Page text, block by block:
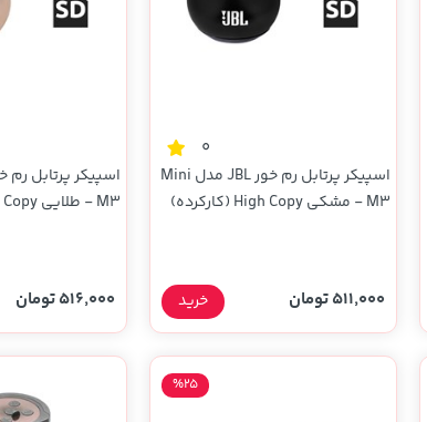
0
اسپیکر پرتابل رم خور JBL مدل Mini
M3 - مشکی High Copy (کارکرده)
511,000 تومان خرید
M3 - طلایی High Copy (کارکرده)
516,000 تومان
%25